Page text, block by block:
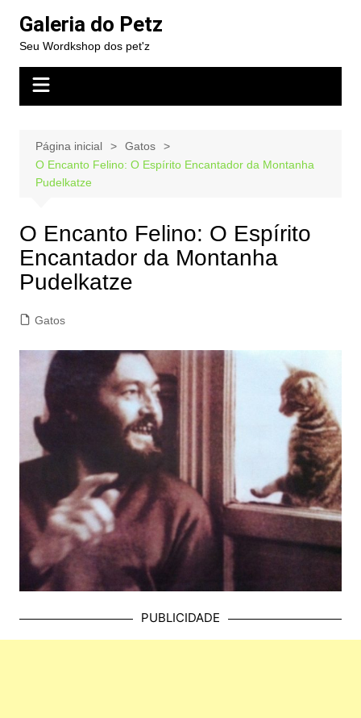
para
conteúdo
Galeria do Petz
Seu Wordkshop dos pet'z
Página inicial
Gatos
O Encanto Felino: O Espírito Encantador da Montanha
Pudelkatze
O Encanto Felino: O Espírito
Encantador da Montanha
Pudelkatze
Gatos
PUBLICIDADE